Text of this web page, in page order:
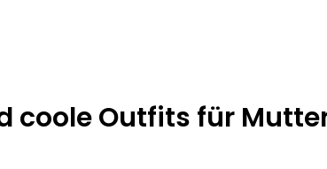
coole Outfits für